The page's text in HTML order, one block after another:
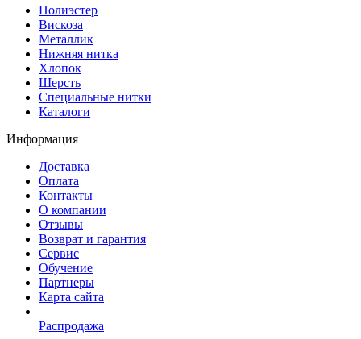
Полиэстер
Вискоза
Металлик
Нижняя нитка
Хлопок
Шерсть
Специальные нитки
Каталоги
Информация
Доставка
Оплата
Контакты
О компании
Отзывы
Возврат и гарантия
Сервис
Обучение
Партнеры
Карта сайта
Распродажа